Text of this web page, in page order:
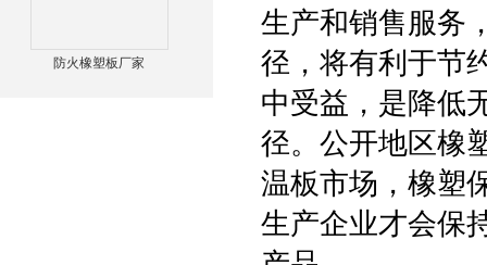
防火橡塑板厂家
生产和销售服务
径，将有利于节
中受益，是降低
径。公开地区橡
温板市场，橡塑
生产企业才会保